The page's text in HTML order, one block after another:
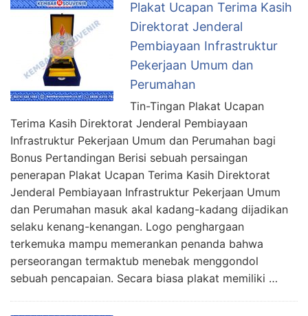
Plakat Ucapan Terima Kasih
Direktorat Jenderal
Pembiayaan Infrastruktur
Pekerjaan Umum dan
Perumahan
Tin-Tingan Plakat Ucapan
Terima Kasih Direktorat Jenderal Pembiayaan
Infrastruktur Pekerjaan Umum dan Perumahan bagi
Bonus Pertandingan Berisi sebuah persaingan
penerapan Plakat Ucapan Terima Kasih Direktorat
Jenderal Pembiayaan Infrastruktur Pekerjaan Umum
dan Perumahan masuk akal kadang-kadang dijadikan
selaku kenang-kenangan. Logo penghargaan
terkemuka mampu memerankan penanda bahwa
perseorangan termaktub menebak menggondol
sebuah pencapaian. Secara biasa plakat memiliki …